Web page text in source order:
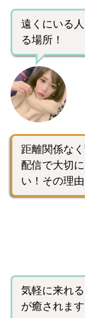
遠くにいる
る場所！
距離関係な
配信で大切
い！その理
気軽に来れ
が癒されま